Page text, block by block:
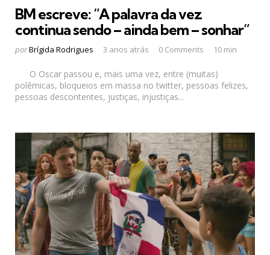
BM escreve: “A palavra da vez
continua sendo – ainda bem – sonhar”
Postado
porBrígida Rodrigues 3 anos atrás 0 Comments 10 min
O Oscar passou e, mais uma vez, entre (muitas)
polêmicas, bloqueios em massa no twitter, pessoas felizes,
pessoas descontentes, justiças, injustiças...